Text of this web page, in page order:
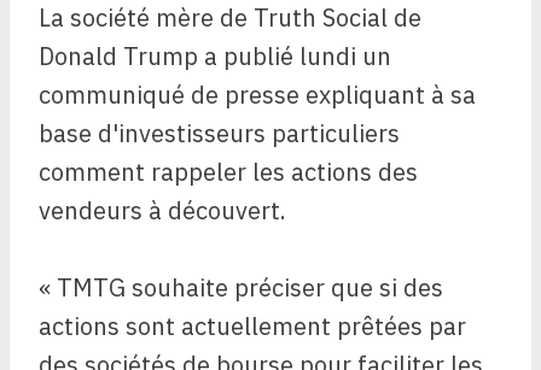
La société mère de Truth Social de
Donald Trump a publié lundi un
communiqué de presse expliquant à sa
base d'investisseurs particuliers
comment rappeler les actions des
vendeurs à découvert.
« TMTG souhaite préciser que si des
actions sont actuellement prêtées par